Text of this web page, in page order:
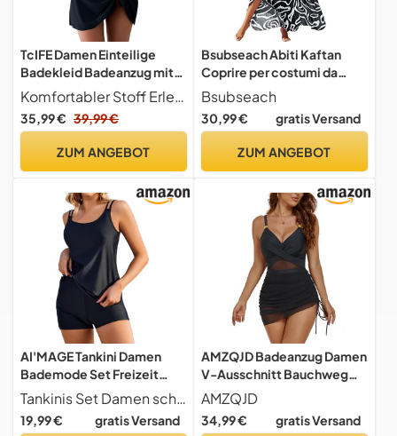
TcIFE Damen Einteilige
Badekleid Badeanzug mit
Rüschen Bauchkontrolle
Schwimmkostüm Knoten
Vorne Minirock
Komfortabler Stoff Erleben Sie ultimativen Komfort mit unserem einteiligen Badekleid, das aus weichem, hochelastischem Stoff gefertigt ist. Dieses Badeanzug ist für den ganztägigen Tragen konzipiert und sorgt für eine enganliegende und bequeme Passform, was ihn perfekt für das Entspannen am Strand oder das Genießen der Zeit am Pool macht.
35,99 € 39,99 €
ZUM ANGEBOT
Bsubseach Abiti Kaftan
Coprire per costumi da
bagno Donne Plus Size
Animal Print Caftan Resort
Dress, D-nero Arco Bianco,
Bsubseach
30,99 € gratis Versand
ZUM ANGEBOT
AI'MAGE Tankini Damen
Bademode Set Freizeit
Badeanzug Zweiteiler
Tankinis Set Elegant
Badeanzüge für Damen
Tankinis Set Damen schnell trocknend, dehnbar, weicher Badeanzugstoff, angenehm und atmungsaktiv zu tragen
19,99 € gratis Versand
AMZQJD Badeanzug Damen
V-Ausschnitt Bauchweg
Sexy Badekleid Mesh Sheer
Einteilige Push Up
Strandmode Swimsuit
AMZQJD
34,99 € gratis Versand